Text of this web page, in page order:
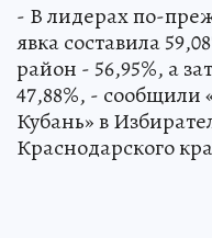
- В лидерах по-
явка составила
район - 56,95%, а
47,88%, - сообщили
Кубань» в
Краснодарского